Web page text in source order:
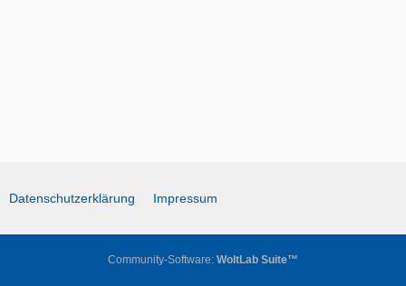
Datenschutzerklärung Impressum
Community-Software: WoltLab Suite™